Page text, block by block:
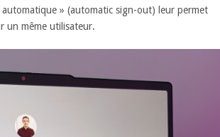
» (automatic sign-out) leur permet
un même utilisateur.